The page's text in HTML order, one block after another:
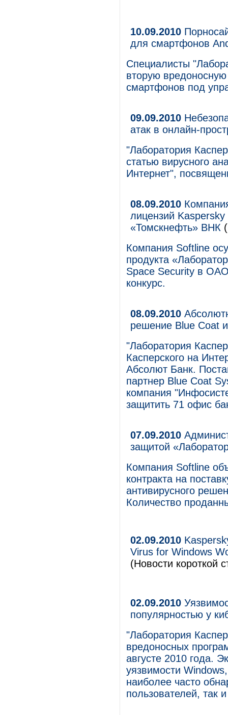
10.09.2010
для смартфонов
Специалисты
вторую
смартфонов под
09.09.2010
атак в онлайн-
"Лаборатория
статью вирусного
Интернет",
08.09.2010
лицензий
«Томскнефть» ВНК
Компания Softline
продукта
Space Security в
конкурс.
08.09.2010
решение Blue Coat
"Лаборатория
Касперского на
Абсолют Банк.
партнер Blue Coat
компания
защитить 71 офис
07.09.2010
защитой
Компания Softline
контракта на
антивирусного
Количество
02.09.2010
Virus for Windows
(Новости короткой
02.09.2010
популярностью у
"Лаборатория
вредоносных
августе 2010 года.
уязвимости
наиболее часто
пользователей, так